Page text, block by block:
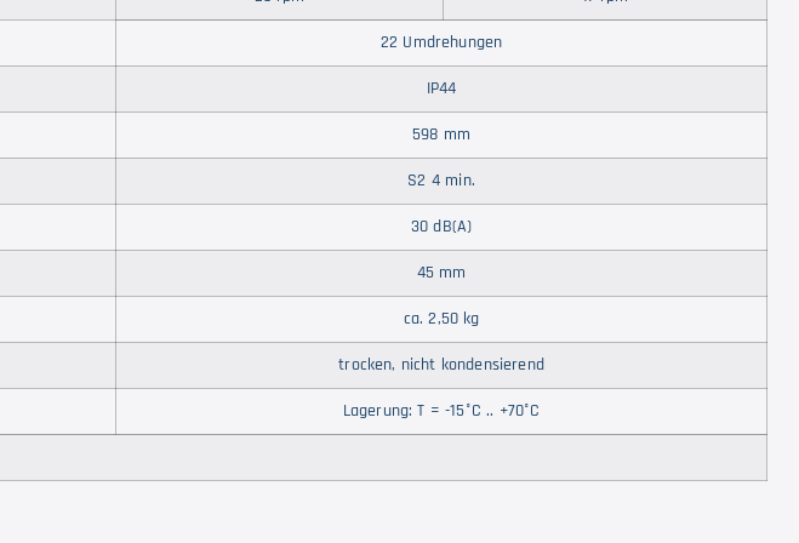
22 Umdrehungen
IP44
598 mm
S2 4 min.
30 dB(A)
45 mm
ca. 2,50 kg
trocken, nicht kondensierend
Lagerung: T = -15°C .. +70°C